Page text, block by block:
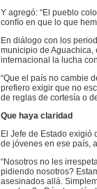
Y agregó: “El pueblo
confío en que lo que
En diálogo con los
municipio de
internacional la lucha
“Que el país no cambie
prefiero exigir que no
de reglas de cortesía o
Que haya claridad
El Jefe de Estado
de jóvenes en ese país,
“Nosotros no les
pidiendo nosotros?
asesinados allá.